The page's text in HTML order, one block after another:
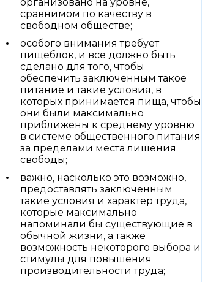
сравнимом по качеству в
свободном обществе;
особого внимания требует
пищеблок, и все должно быть
сделано для того, чтобы
обеспечить заключенным такое
питание и такие условия, в
которых принимается пища, чтобы
они были максимально
приближены к среднему уровню
в системе общественного питания
за пределами места лишения
свободы;
важно, насколько это возможно,
предоставлять заключенным
такие условия и характер труда,
которые максимально
напоминали бы существующие в
обычной жизни, а также
возможность некоторого выбора и
стимулы для повышения
производительности труда;